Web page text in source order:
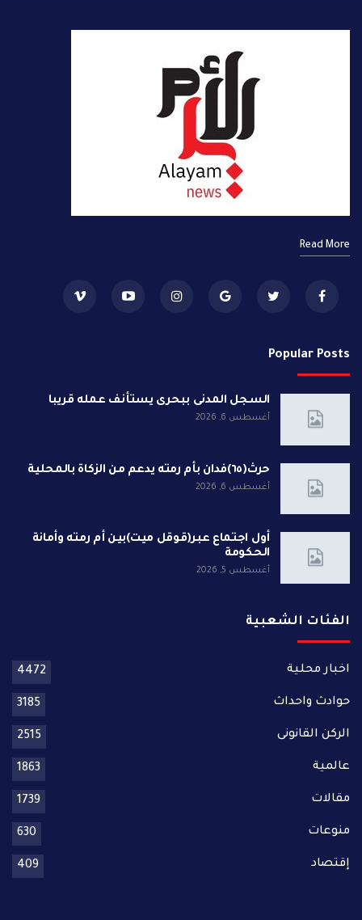
Read More
Popular Posts
السجل المدنى ببحرى يستأنف عمله قريبا
أغسطس 6, 2026
حرث(٦٥)فدان بأم رمته يدعم من الزكاة بالمحلية
أغسطس 6, 2026
أول اجتماع عبر(قوقل ميت)بين أم رمته وأمانة
الحكومة
أغسطس 5, 2026
الفئات الشعبية
اخبار محلية 4472
حوادث واحداث 3185
الركن القانونى 2515
عالمية 1863
مقالات 1739
منوعات 630
إقتصاد 409